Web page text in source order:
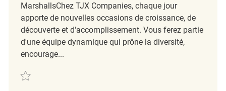
MarshallsChez TJX Companies, chaque jour
apporte de nouvelles occasions de croissance, de
découverte et d'accomplissement. Vous ferez partie
d'une équipe dynamique qui prône la diversité,
encourage...
Sauvegarder Loss Prevention Detective REQ142702